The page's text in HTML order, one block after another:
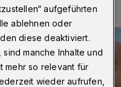
aufgeführten
ablehnen oder
diese deaktiviert.
manche Inhalte und
mehr so relevant für
wieder aufrufen,